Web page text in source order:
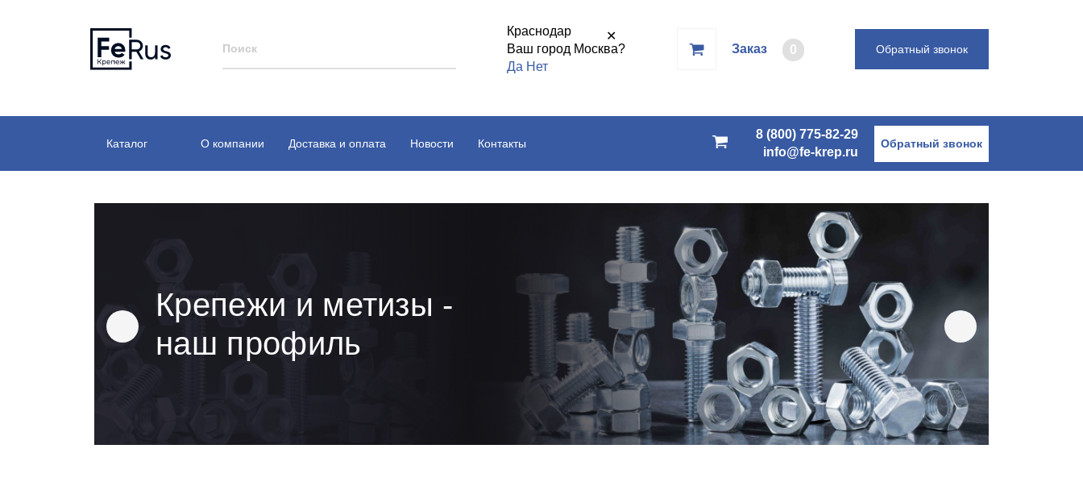
Краснодар
✕
Ваш город Москва?
Да Нет
Заказ 0 Обратный звонок
Каталог О компании Доставка и оплата Новости Контакты
8 (800) 775-82-29
info@fe-krep.ru
Обратный звонок
Крепежи и метизы -
наш профиль